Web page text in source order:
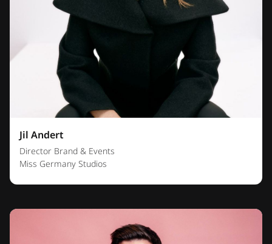
Jil Andert
Director Brand & Events
Miss Germany Studios